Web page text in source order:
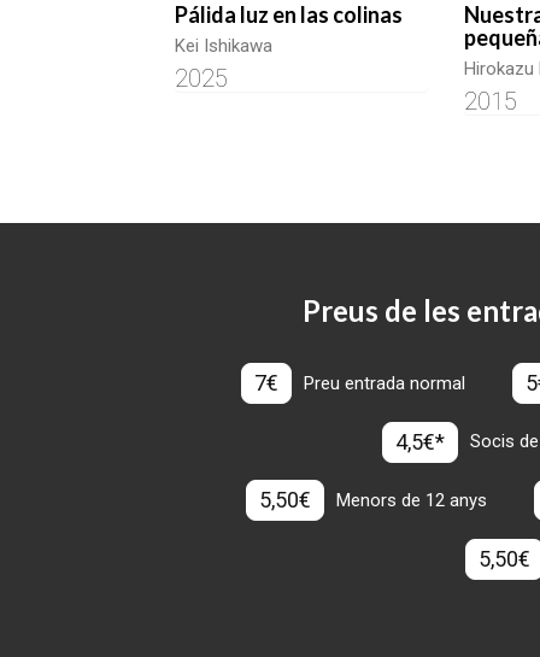
Pálida luz en las colinas
Kei Ishikawa
2025 Hirokazu
2015
Preus de les
7€ Preu entrada normal
4,5€* Socis
5,50€ Menors de 12 anys
5,50€